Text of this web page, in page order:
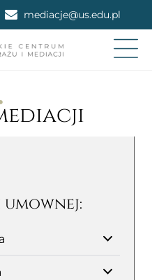
mediacje@us.edu.pl